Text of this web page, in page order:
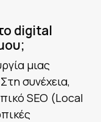
digital
μιας
συνέχεια,
SEO (Local